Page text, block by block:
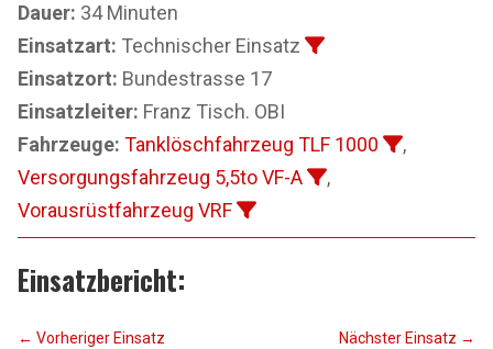
Dauer: 34 Minuten
Einsatzart: Technischer Einsatz
Einsatzort: Bundestrasse 17
Einsatzleiter: Franz Tisch. OBI
Fahrzeuge: Tanklöschfahrzeug TLF 1000
,
Versorgungsfahrzeug 5,5to VF-A
,
Vorausrüstfahrzeug VRF
Einsatzbericht:
← Vorheriger Einsatz Nächster Einsatz →